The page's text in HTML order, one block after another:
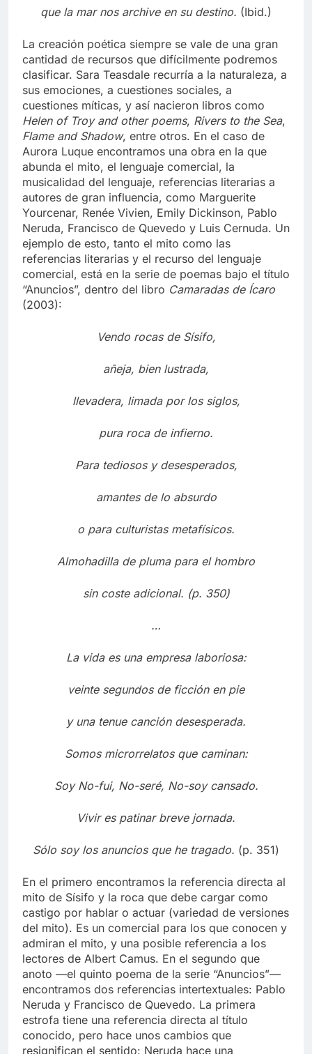
que la mar nos archive en su destino. (Ibid.)
La creación poética siempre se vale de una gran
cantidad de recursos que difícilmente podremos
clasificar. Sara Teasdale recurría a la naturaleza, a
sus emociones, a cuestiones sociales, a
cuestiones míticas, y así nacieron libros como
Helen of Troy and other poems, Rivers to the Sea,
Flame and Shadow, entre otros. En el caso de
Aurora Luque encontramos una obra en la que
abunda el mito, el lenguaje comercial, la
musicalidad del lenguaje, referencias literarias a
autores de gran influencia, como Marguerite
Yourcenar, Renée Vivien, Emily Dickinson, Pablo
Neruda, Francisco de Quevedo y Luis Cernuda. Un
ejemplo de esto, tanto el mito como las
referencias literarias y el recurso del lenguaje
comercial, está en la serie de poemas bajo el título
“Anuncios”, dentro del libro Camaradas de Ícaro
(2003):
Vendo rocas de Sísifo,
añeja, bien lustrada,
llevadera, limada por los siglos,
pura roca de infierno.
Para tediosos y desesperados,
amantes de lo absurdo
o para culturistas metafísicos.
Almohadilla de pluma para el hombro
sin coste adicional. (p. 350)
…
La vida es una empresa laboriosa:
veinte segundos de ficción en pie
y una tenue canción desesperada.
Somos microrrelatos que caminan:
Soy No-fui, No-seré, No-soy cansado.
Vivir es patinar breve jornada.
Sólo soy los anuncios que he tragado. (p. 351)
En el primero encontramos la referencia directa al
mito de Sísifo y la roca que debe cargar como
castigo por hablar o actuar (variedad de versiones
del mito). Es un comercial para los que conocen y
admiran el mito, y una posible referencia a los
lectores de Albert Camus. En el segundo que
anoto —el quinto poema de la serie “Anuncios”—
encontramos dos referencias intertextuales: Pablo
Neruda y Francisco de Quevedo. La primera
estrofa tiene una referencia directa al título
conocido, pero hace unos cambios que
resignifican el sentido: Neruda hace una